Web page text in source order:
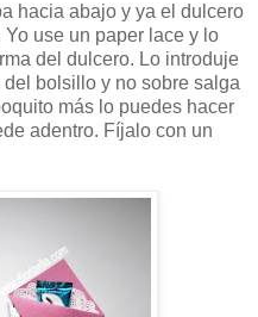
hacia abajo y ya el dulcero
use un paper lace y lo
del dulcero. Lo introduje
bolsillo y no sobre salga
más lo puedes hacer
adentro. Fíjalo con un